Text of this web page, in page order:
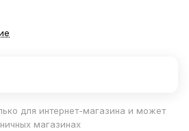
для интернет-магазина и может
магазинах